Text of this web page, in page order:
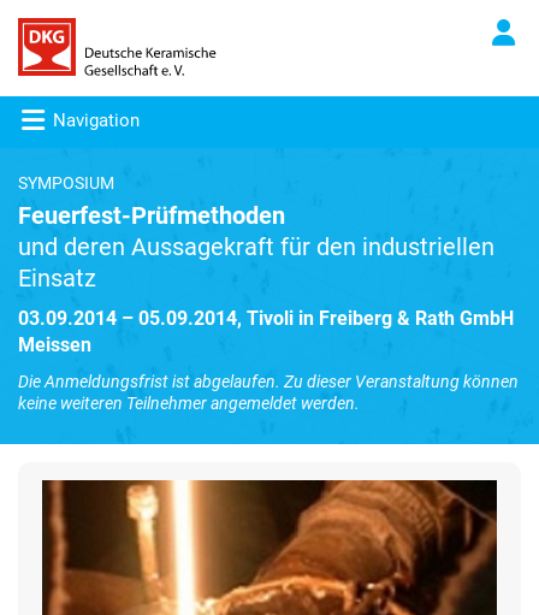
Navigation
SYMPOSIUM
Feuerfest-Prüfmethoden
und deren Aussagekraft für den industriellen
Einsatz
03.09.2014 – 05.09.2014, Tivoli in Freiberg & Rath GmbH
Meissen
Die Anmeldungsfrist ist abgelaufen. Zu dieser Veranstaltung können
keine weiteren Teilnehmer angemeldet werden.